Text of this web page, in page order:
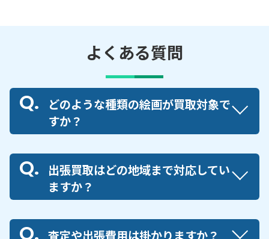
よくある質問
どのような種類の絵画が買取対象で
すか？
出張買取はどの地域まで対応してい
ますか？
査定や出張費用は掛かりますか？